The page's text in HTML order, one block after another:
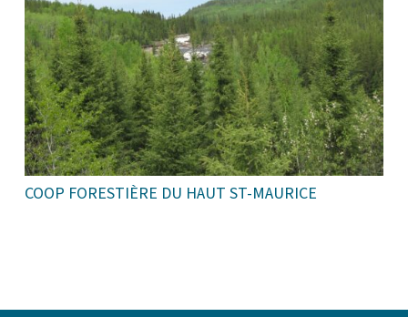
COOP FORESTIÈRE DU HAUT ST-MAURICE